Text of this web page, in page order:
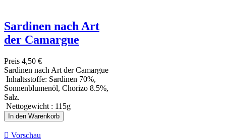
Sardinen nach Art
der Camargue
Preis 4,50 €
Sardinen nach Art der Camargue
Inhaltsstoffe: Sardinen 70%,
Sonnenblumenöl, Chorizo 8.5%,
Salz.
Nettogewicht : 115g
In den Warenkorb
 Vorschau